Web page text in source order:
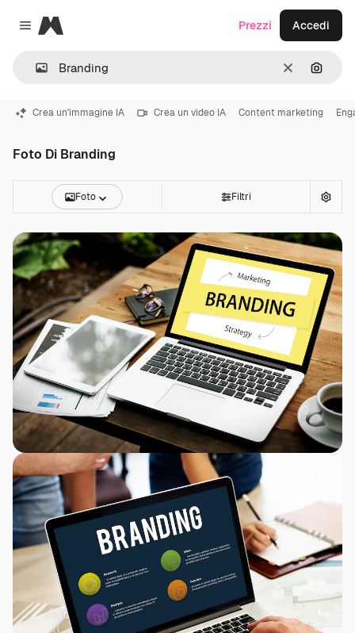
Close menu
Magnific
CancellaCerca
Prezzi Accedi
Crea un'immagine IA Crea un video IA Content marketing
Foto Di Branding
Foto Filtri